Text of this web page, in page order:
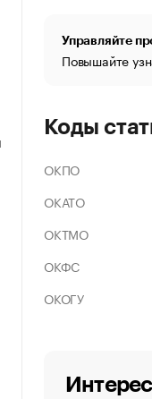
Управляйте
Повышайте
Коды
ОКПО
ОКАТО
ОКТМО
ОКФС
ОКОГУ